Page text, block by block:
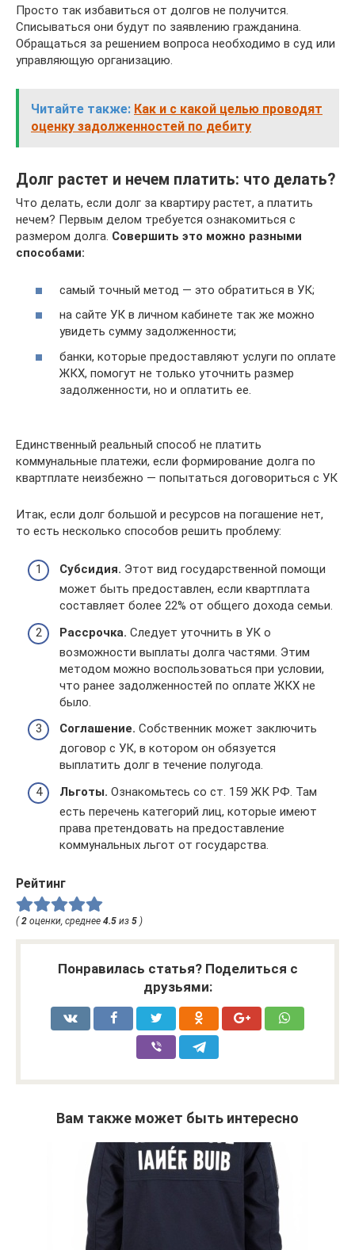
Просто так избавиться от долгов не получится.
Списываться они будут по заявлению гражданина.
Обращаться за решением вопроса необходимо в суд или
управляющую организацию.
Читайте также: Как и с какой целью проводят
оценку задолженностей по дебиту
Долг растет и нечем платить: что делать?
Что делать, если долг за квартиру растет, а платить
нечем? Первым делом требуется ознакомиться с
размером долга. Совершить это можно разными
способами:
самый точный метод — это обратиться в УК;
на сайте УК в личном кабинете так же можно
увидеть сумму задолженности;
банки, которые предоставляют услуги по оплате
ЖКХ, помогут не только уточнить размер
задолженности, но и оплатить ее.
Единственный реальный способ не платить
коммунальные платежи, если формирование долга по
квартплате неизбежно — попытаться договориться с УК
Итак, если долг большой и ресурсов на погашение нет,
то есть несколько способов решить проблему:
Субсидия. Этот вид государственной помощи
может быть предоставлен, если квартплата
составляет более 22% от общего дохода семьи.
Рассрочка. Следует уточнить в УК о
возможности выплаты долга частями. Этим
методом можно воспользоваться при условии,
что ранее задолженностей по оплате ЖКХ не
было.
Соглашение. Собственник может заключить
договор с УК, в котором он обязуется
выплатить долг в течение полугода.
Льготы. Ознакомьтесь со ст. 159 ЖК РФ. Там
есть перечень категорий лиц, которые имеют
права претендовать на предоставление
коммунальных льгот от государства.
Рейтинг
(2 оценки, среднее 4.5 из 5 )
Понравилась статья? Поделиться с
друзьями:
Вам также может быть интересно